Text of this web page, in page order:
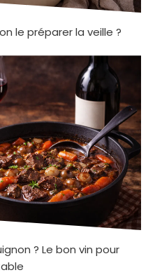
le préparer la veille ?
? Le bon vin pour